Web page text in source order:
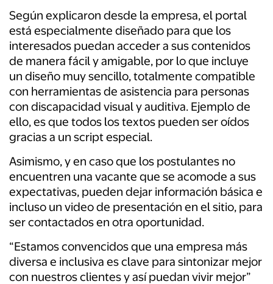
Según explicaron desde la empresa, el portal
está especialmente diseñado para que los
interesados puedan acceder a sus contenidos
de manera fácil y amigable, por lo que incluye
un diseño muy sencillo, totalmente compatible
con herramientas de asistencia para personas
con discapacidad visual y auditiva. Ejemplo de
ello, es que todos los textos pueden ser oídos
gracias a un script especial.
Asimismo, y en caso que los postulantes no
encuentren una vacante que se acomode a sus
expectativas, pueden dejar información básica e
incluso un video de presentación en el sitio, para
ser contactados en otra oportunidad.
“Estamos convencidos que una empresa más
diversa e inclusiva es clave para sintonizar mejor
con nuestros clientes y así puedan vivir mejor”